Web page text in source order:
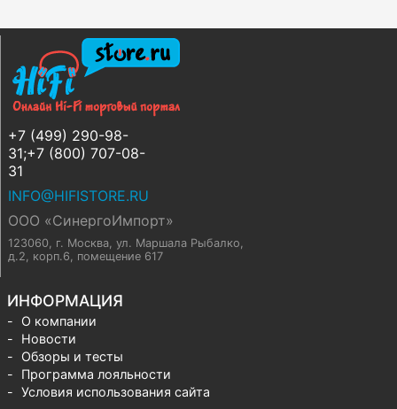
+7 (499) 290-98-
31;+7 (800) 707-08-
31
INFO@HIFISTORE.RU
ООО «СинергоИмпорт»
123060, г. Москва, ул. Маршала Рыбалко,
д.2, корп.6, помещение 617
ИНФОРМАЦИЯ
О компании
Новости
Обзоры и тесты
Программа лояльности
Условия использования сайта